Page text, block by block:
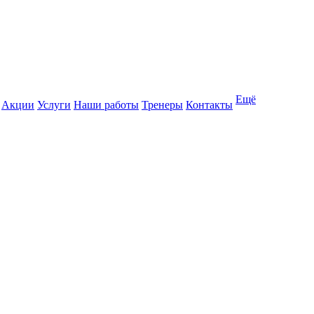
Акции Услуги Наши работы Тренеры Контакты Ещё